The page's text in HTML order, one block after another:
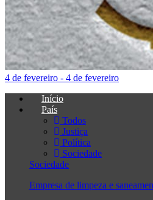
4 de fevereiro - 4 de fevereiro
Início
País
Todos
Justiça
Política
Sociedade
Sociedade
Empresa de limpeza e